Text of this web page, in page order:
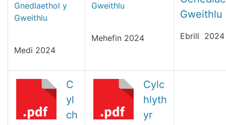
Gnedlaethol y
Gweithlu
Medi 2024
Gweithlu
Mehefin 2024
Gweithlu
Ebrill 2024
C
yl
ch
Cylc
hlyth
yr